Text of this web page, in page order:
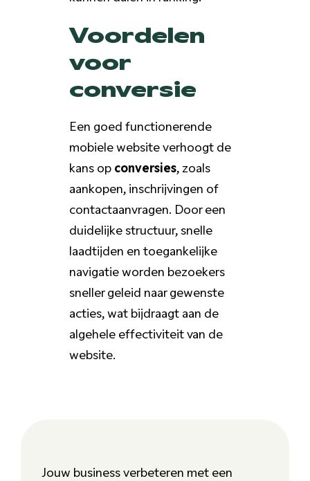
Voordelen
voor
conversie
Een goed functionerende
mobiele website verhoogt de
kans opconversies, zoals
aankopen, inschrijvingen of
contactaanvragen. Door een
duidelijke structuur, snelle
laadtijden en toegankelijke
navigatie worden bezoekers
sneller geleid naar gewenste
acties, wat bijdraagt aan de
algehele effectiviteit van de
website.
Jouw business verbeteren met een